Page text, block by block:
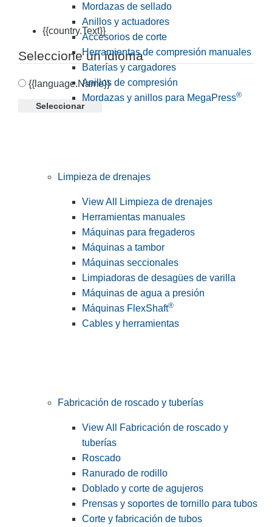
{{country.Text}}
Seleccione un idioma
{{language.Name}}
Seleccionar
Mordazas de sellado
Anillos y actuadores
Accesorios de corte
Herramientas de compresión manuales
Baterías y cargadores
Anillos de compresión
Mordazas y anillos para MegaPress®
Limpieza de drenajes
View All Limpieza de drenajes
Herramientas manuales
Máquinas para fregaderos
Máquinas a tambor
Máquinas seccionales
Limpiadoras de desagües de varilla
Máquinas de agua a presión
Máquinas FlexShaft®
Cables y herramientas
Fabricación de roscado y tuberías
View All Fabricación de roscado y
tuberías
Roscado
Ranurado de rodillo
Doblado y corte de agujeros
Prensas y soportes de tornillo para tubos
Corte y fabricación de tubos